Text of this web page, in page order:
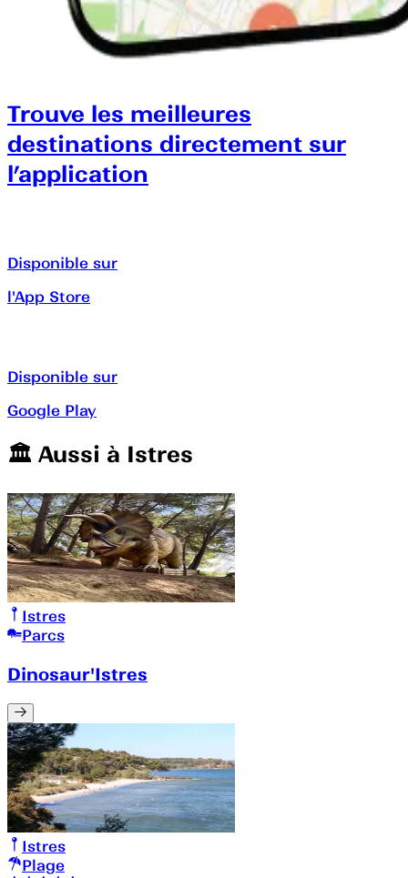
Trouve les meilleures
destinations directement sur
l’application
Disponible sur
l'App Store
Disponible sur
Google Play
🏛️️ Aussi à Istres
Istres
Parcs
Dinosaur'Istres
Istres
Plage